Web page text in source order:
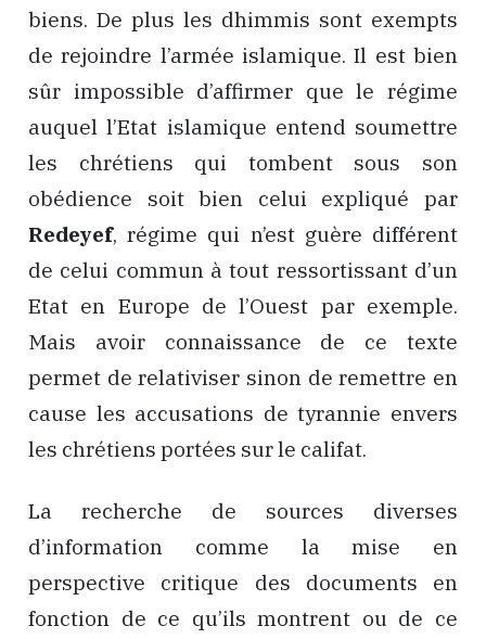
biens. De plus les dhimmis sont exempts
de rejoindre l’armée islamique. Il est bien
sûr impossible d’affirmer que le régime
auquel l’Etat islamique entend soumettre
les chrétiens qui tombent sous son
obédience soit bien celui expliqué par
Redeyef, régime qui n’est guère différent
de celui commun à tout ressortissant d’un
Etat en Europe de l’Ouest par exemple.
Mais avoir connaissance de ce texte
permet de relativiser sinon de remettre en
cause les accusations de tyrannie envers
les chrétiens portées sur le califat.
La recherche de sources diverses
d’information comme la mise en
perspective critique des documents en
fonction de ce qu’ils montrent ou de ce